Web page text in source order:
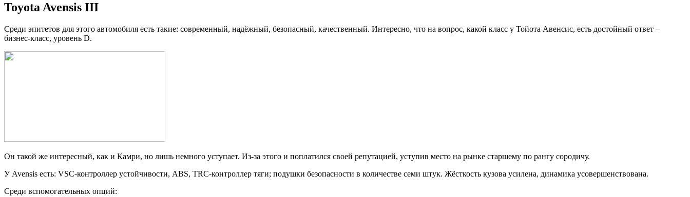
Toyota Avensis III
Среди эпитетов для этого автомобиля есть такие: современный, надёжный, безопасный, качественный. Интересно, что на вопрос, какой класс у Тойота Авенсис, есть достойный ответ –
бизнес-класс, уровень D.
Он такой же интересный, как и Камри, но лишь немного уступает. Из-за этого и поплатился своей репутацией, уступив место на рынке старшему по рангу сородичу.
У Avensis есть: VSC-контроллер устойчивости, ABS, TRC-контроллер тяги; подушки безопасности в количестве семи штук. Жёсткость кузова усилена, динамика усовершенствована.
Среди вспомогательных опций: